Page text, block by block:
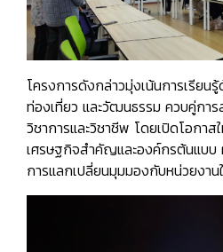
โครงการดังกล่าวมุ่งเน้นการเรียนรู้
ท่องเที่ยว และวัฒนธรรม ควบคู่การ
วิชาการและวิชาชีพ โดยเปิดโอกา
เศรษฐกิจสำคัญและองค์กรต้นแบบ
การแลกเปลี่ยนมุมมองกับหน่วยงาน